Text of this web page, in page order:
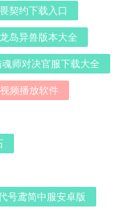
契约下载入口
龙岛异兽版本大全
师对决官服下载大全
频播放软件
号鸢简中服安卓版